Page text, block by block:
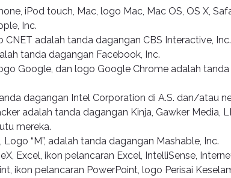
iPod touch, Mac, logo Mac, Mac OS, OS X,
Inc.
CNET adalah tanda dagangan CBS Interactive, Inc.
tanda dagangan Facebook, Inc.
Google, dan logo Google Chrome adalah
dagangan Intel Corporation di A.S. dan/atau
adalah tanda dagangan Kinja, Gawker Media,
mereka.
“M”, adalah tanda dagangan Mashable, Inc.
Excel, ikon pelancaran Excel, IntelliSense,
ikon pelancaran PowerPoint, logo Perisai